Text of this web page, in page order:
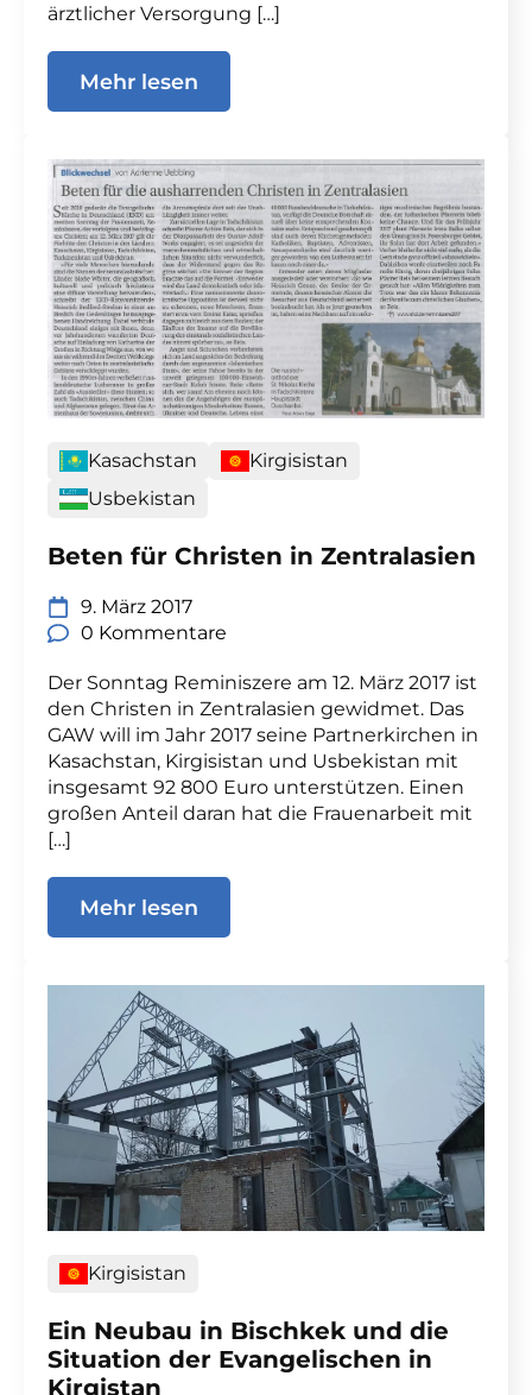
ärztlicher Versorgung […]
Mehr lesen
Kasachstan
Kirgisistan
Usbekistan
Beten für Christen in Zentralasien
9. März 2017
0 Kommentare
Der Sonntag Reminiszere am 12. März 2017 ist
den Christen in Zentralasien gewidmet. Das
GAW will im Jahr 2017 seine Partnerkirchen in
Kasachstan, Kirgisistan und Usbekistan mit
insgesamt 92 800 Euro unterstützen. Einen
großen Anteil daran hat die Frauenarbeit mit
[…]
Mehr lesen
Kirgisistan
Ein Neubau in Bischkek und die
Situation der Evangelischen in
Kirgistan